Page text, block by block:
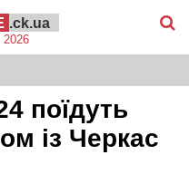
.ck.ua
2026
поїдуть
із Черкас